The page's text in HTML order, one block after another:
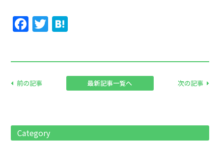
Facebook
Twitter
前の記事 最新記事一覧へ 次の記事
Category